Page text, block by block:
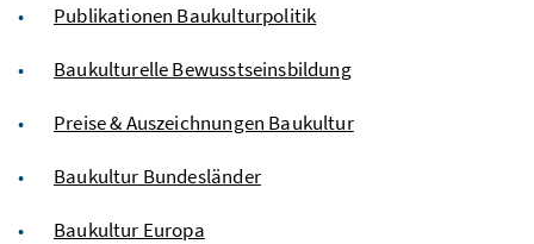
Publikationen Baukulturpolitik
Baukulturelle Bewusstseinsbildung
Preise & Auszeichnungen Baukultur
Baukultur Bundesländer
Baukultur Europa